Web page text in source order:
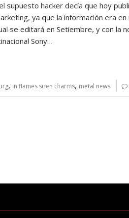
hacker decía que hoy
ya que la información era
se editará en Setiembre, y con la
Sony…
, in flames siren charms, metal news